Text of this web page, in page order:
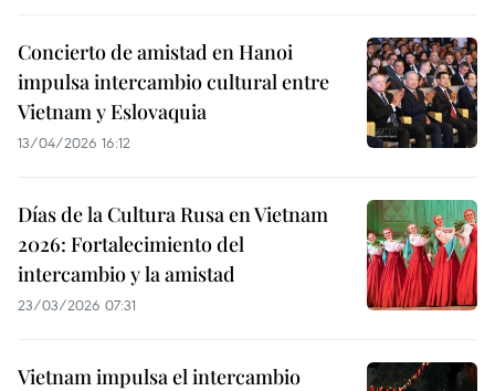
Concierto de amistad en Hanoi
impulsa intercambio cultural entre
Vietnam y Eslovaquia
13/04/2026 16:12
Días de la Cultura Rusa en Vietnam
2026: Fortalecimiento del
intercambio y la amistad
23/03/2026 07:31
Vietnam impulsa el intercambio